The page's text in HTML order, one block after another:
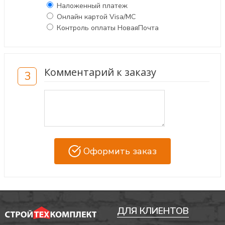
Наложенный платеж
Онлайн картой Visa/MC
Контроль оплаты НоваяПочта
3 Комментарий к заказу
Оформить заказ
ДЛЯ КЛИЕНТОВ